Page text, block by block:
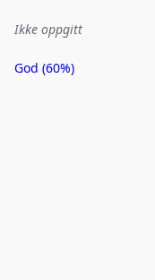
Ikke oppgitt
Metadatakvalitet
God (60%)